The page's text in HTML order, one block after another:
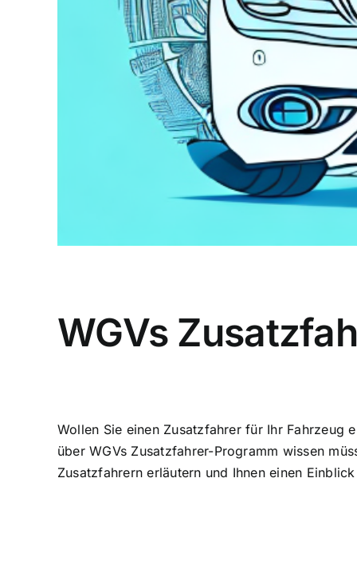
WGVs
Wollen Sie einen Zusatzfahrer für Ihr Fahrzeug
über WGVs Zusatzfahrer-Programm wissen
Zusatzfahrern erläutern und Ihnen einen